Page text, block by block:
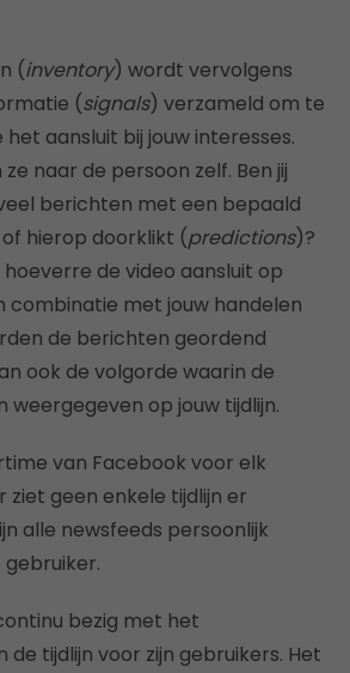
(inventory) wordt vervolgens
(signals) verzameld om te
aansluit bij jouw interesses.
naar de persoon zelf. Ben jij
berichten met een bepaald
of hierop doorklikt (predictions)?
de video aansluit op
combinatie met jouw handelen
de berichten geordend
ook de volgorde waarin de
op jouw tijdlijn.
van Facebook voor elk
ziet geen enkele tijdlijn er
alle newsfeeds persoonlijk
bezig met het
de tijdlijn voor zijn gebruikers. Het